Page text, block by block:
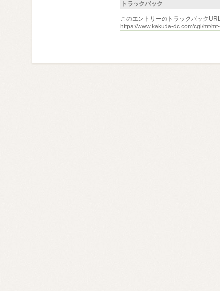
トラックバック
このエントリーのトラックバック
https://www.kakuda-dc.com/cgi/mt/